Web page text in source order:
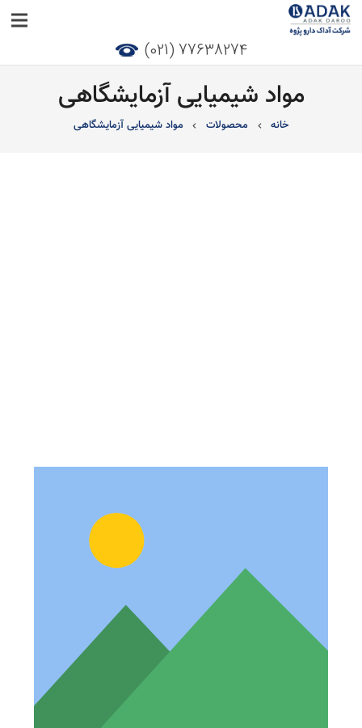
77638274 (021)
مواد شیمیایی آزمایشگاهی
خانه chevron_right محصولات chevron_right مواد شیمیایی آزمایشگاهی